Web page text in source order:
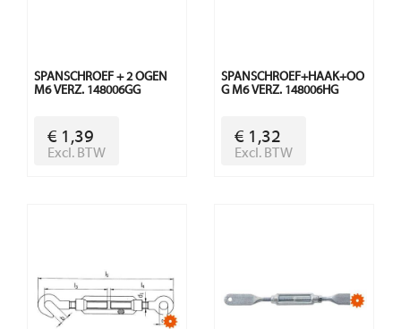
SPANSCHROEF + 2 OGEN
M6 VERZ. 148006GG
€ 1,39
Excl. BTW
SPANSCHROEF+HAAK+OO
G M6 VERZ. 148006HG
€ 1,32
Excl. BTW